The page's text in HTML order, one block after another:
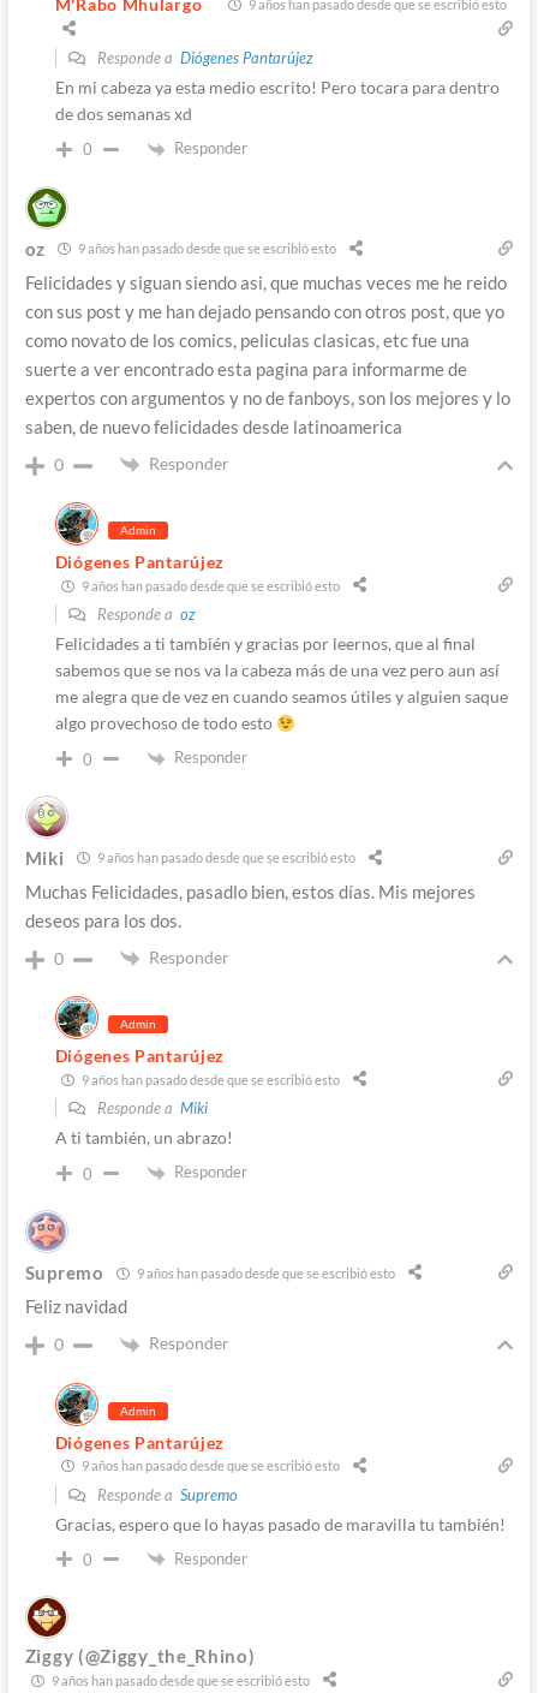
M'Rabo Mhulargo 9 años han pasado desde que se escribió esto
Responde a Diógenes Pantarújez
En mi cabeza ya esta medio escrito! Pero tocara para dentro
de dos semanas xd
0 Responder
oz 9 años han pasado desde que se escribió esto
Felicidades y siguan siendo asi, que muchas veces me he reido
con sus post y me han dejado pensando con otros post, que yo
como novato de los comics, peliculas clasicas, etc fue una
suerte a ver encontrado esta pagina para informarme de
expertos con argumentos y no de fanboys, son los mejores y lo
saben, de nuevo felicidades desde latinoamerica
0 Responder
Admin
Diógenes Pantarújez
9 años han pasado desde que se escribió esto
Responde a oz
Felicidades a ti también y gracias por leernos, que al final
sabemos que se nos va la cabeza más de una vez pero aun así
me alegra que de vez en cuando seamos útiles y alguien saque
algo provechoso de todo esto
0 Responder
Miki 9 años han pasado desde que se escribió esto
Muchas Felicidades, pasadlo bien, estos días. Mis mejores
deseos para los dos.
0 Responder
Admin
Diógenes Pantarújez
9 años han pasado desde que se escribió esto
Responde a Miki
A ti también, un abrazo!
0 Responder
Supremo 9 años han pasado desde que se escribió esto
Feliz navidad
0 Responder
Admin
Diógenes Pantarújez
9 años han pasado desde que se escribió esto
Responde a Supremo
Gracias, espero que lo hayas pasado de maravilla tu también!
0 Responder
Ziggy (@Ziggy_the_Rhino)
9 años han pasado desde que se escribió esto